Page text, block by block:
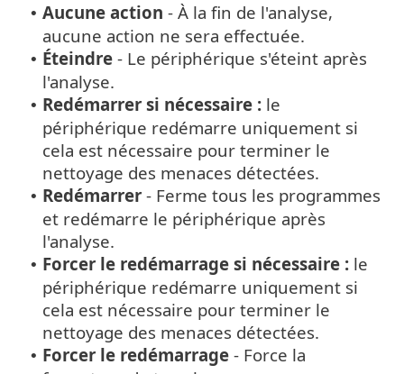
• Aucune action - À la fin de l'analyse,
aucune action ne sera effectuée.
• Éteindre - Le périphérique s'éteint après
l'analyse.
• Redémarrer si nécessaire : le
périphérique redémarre uniquement si
cela est nécessaire pour terminer le
nettoyage des menaces détectées.
• Redémarrer - Ferme tous les programmes
et redémarre le périphérique après
l'analyse.
• Forcer le redémarrage si nécessaire : le
périphérique redémarre uniquement si
cela est nécessaire pour terminer le
nettoyage des menaces détectées.
• Forcer le redémarrage - Force la